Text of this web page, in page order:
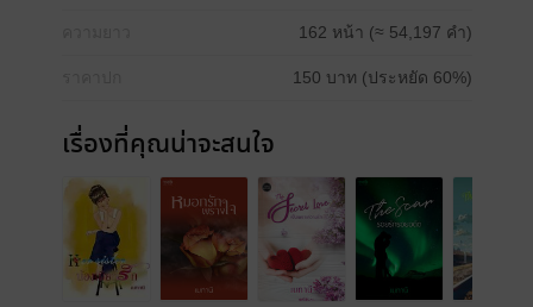
162 หน้า (≈ 54,197 คำ)
150 บาท (ประหยัด 60%)
เรื่องที่คุณน่าจะสนใจ